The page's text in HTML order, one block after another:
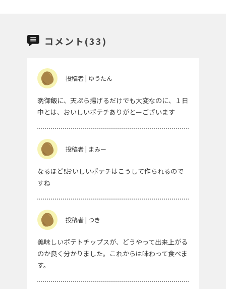
コメント(33)
投稿者 | ゆうたん
晩御飯に、天ぷら揚げるだけでも大変なのに、１日
中とは、おいしいポテチありがとーございます
投稿者 | まみー
なるほど❗おいしいポテチはこうして作られるので
すね
投稿者 | つき
美味しいポテトチップスが、どうやって出来上がる
のか良く分かりました。これからは味わって食べま
す。